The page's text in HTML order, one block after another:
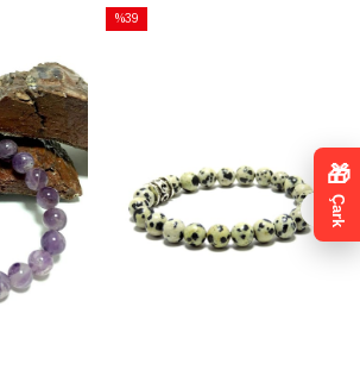
%39
🎁
Çark